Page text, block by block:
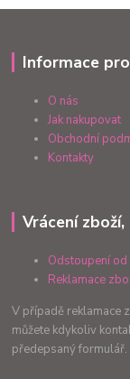
Informace
O nás
Jak nakupovat
Obchodní
Kontakty
Vrácení
Odstoupení
Reklamace
V případě reklamace
můžete kdykoliv
předepsaný formulář.